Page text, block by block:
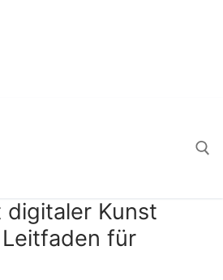
Search for:
digitaler Kunst
für